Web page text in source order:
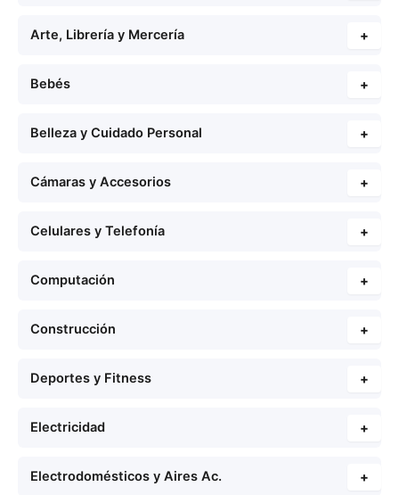
Arte, Librería y Mercería +
Bebés +
Belleza y Cuidado Personal +
Cámaras y Accesorios +
Celulares y Telefonía +
Computación +
Construcción +
Deportes y Fitness +
Electricidad +
Electrodomésticos y Aires Ac. +